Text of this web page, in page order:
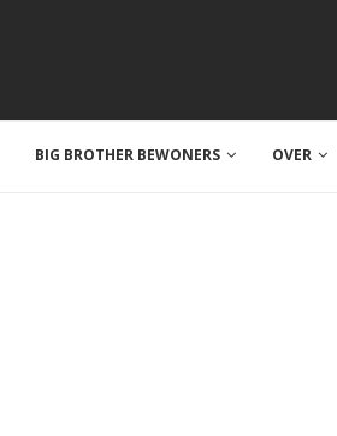
BIG BROTHER BEWONERS OVER